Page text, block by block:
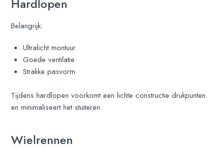
Hardlopen
Belangrijk:
Ultralicht montuur
Goede ventilatie
Strakke pasvorm
Tijdens hardlopen voorkomt een lichte constructie drukpunten
en minimaliseert het stuiteren.
Wielrennen